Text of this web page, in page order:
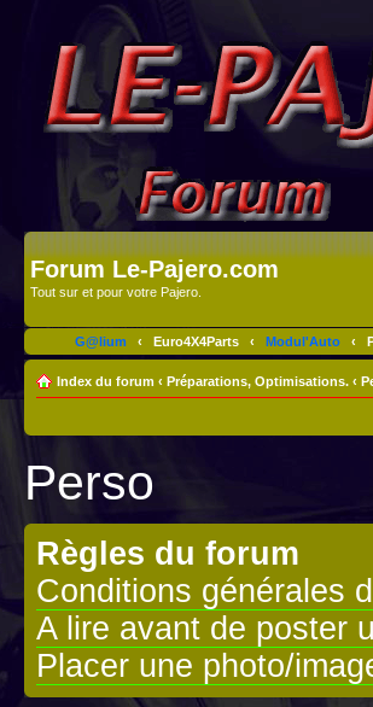
Forum Le-Pajero.com
Tout sur et pour votre Pajero.
G@lium ‹ Euro4X4Parts ‹ Modul'Auto ‹
Index du forum ‹ Préparations, Optimisations. ‹
Perso
Règles du forum
Conditions générales
A lire avant de poster
Placer une photo/